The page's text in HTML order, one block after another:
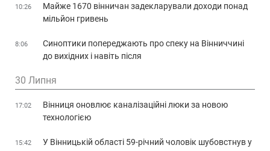
10:26
Майже 1670 вінничан задекларували доходи понад
мільйон гривень
8:06
Синоптики попереджають про спеку на Вінниччині
до вихідних і навіть після
30 Липня
17:02
Вінниця оновлює каналізаційні люки за новою
технологією
15:42
У Вінницькій області 59-річний чоловік шубовстнув у